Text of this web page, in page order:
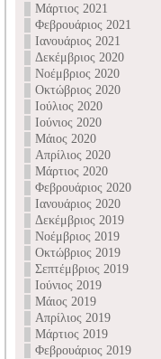
Μάρτιος 2021
Φεβρουάριος 2021
Ιανουάριος 2021
Δεκέμβριος 2020
Νοέμβριος 2020
Οκτώβριος 2020
Ιούλιος 2020
Ιούνιος 2020
Μάιος 2020
Απρίλιος 2020
Μάρτιος 2020
Φεβρουάριος 2020
Ιανουάριος 2020
Δεκέμβριος 2019
Νοέμβριος 2019
Οκτώβριος 2019
Σεπτέμβριος 2019
Ιούνιος 2019
Μάιος 2019
Απρίλιος 2019
Μάρτιος 2019
Φεβρουάριος 2019